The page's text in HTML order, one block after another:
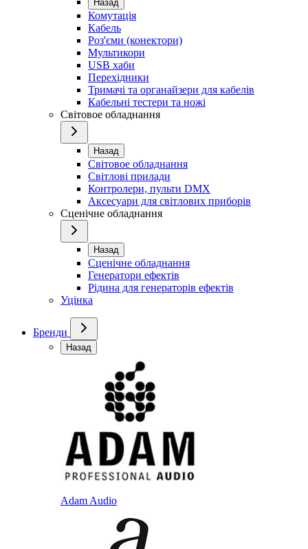
Назад
Комутація
Кабель
Роз'єми (конектори)
Мультикори
USB хаби
Перехідники
Тримачі та органайзери для кабелів
Кабельні тестери та ножі
Світовое обладнання
Назад
Світовое обладнання
Світлові прилади
Контролери, пульти DMX
Аксесуари для світлових приборів
Сценічне обладнання
Назад
Сценічне обладнання
Генератори ефектів
Рідина для генераторів ефектів
Уцінка
Бренди
Назад
Adam Audio